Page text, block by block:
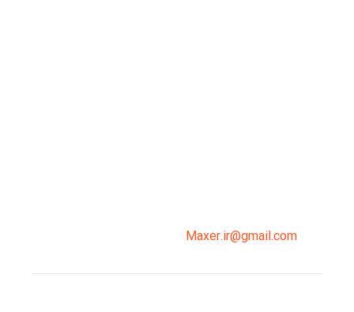
Maxer.ir@gmail.com